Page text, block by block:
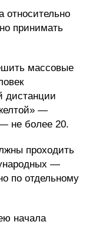
относительно
принимать
массовые
дистанции
—
не более 20.
проходить
—
по отдельному
начала